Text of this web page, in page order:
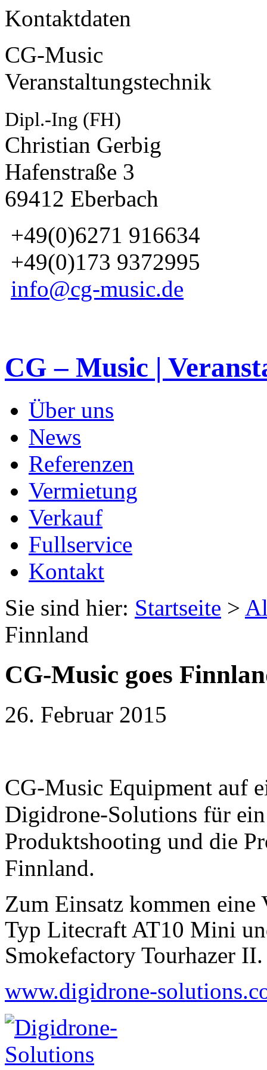
Kontaktdaten
CG-Music
Veranstaltungstechnik
Dipl.-Ing (FH)
Christian Gerbig
Hafenstraße 3
69412 Eberbach
+49(0)6271 916634
+49(0)173 9372995
info@cg-music.de
CG – Music |
Über uns
News
Referenzen
Vermietung
Verkauf
Fullservice
Kontakt
Sie sind hier: Startseite >
Finnland
CG-Music goes
26. Februar 2015
CG-Music Equipment auf
Digidrone-Solutions für ein
Produktshooting und die
Finnland.
Zum Einsatz kommen
Typ Litecraft AT10 Mini
Smokefactory Tourhazer II.
www.digidrone-